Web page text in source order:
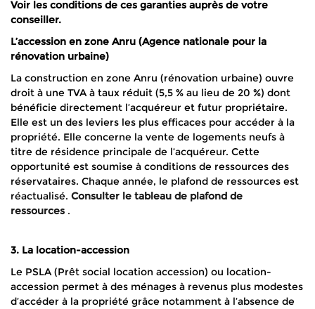
Voir les conditions de ces garanties auprès de votre
conseiller.
L’accession en zone Anru (Agence nationale pour la
rénovation urbaine)
La construction en zone Anru (rénovation urbaine) ouvre
droit à une TVA à taux réduit (5,5 % au lieu de 20 %) dont
bénéficie directement l’acquéreur et futur propriétaire.
Elle est un des leviers les plus efficaces pour accéder à la
propriété. Elle concerne la vente de logements neufs à
titre de résidence principale de l’acquéreur. Cette
opportunité est soumise à conditions de ressources des
réservataires. Chaque année, le plafond de ressources est
réactualisé. Consulter le tableau de plafond de
ressources .
3. La location-accession
Le PSLA (Prêt social location accession) ou location-
accession permet à des ménages à revenus plus modestes
d’accéder à la propriété grâce notamment à l’absence de